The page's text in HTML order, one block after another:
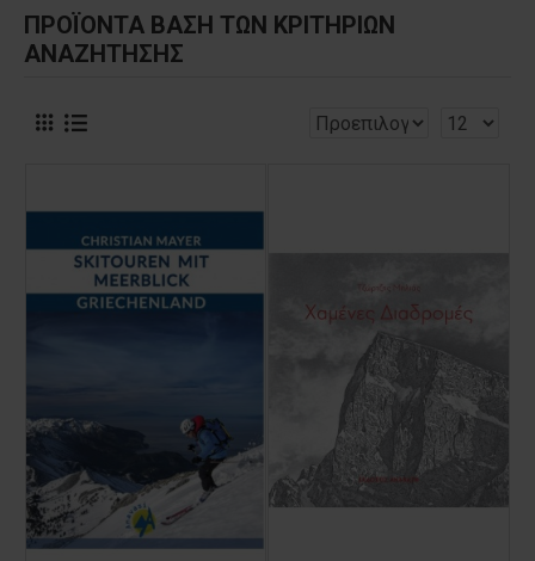
ΠΡΟΪΌΝΤΑ ΒΆΣΗ ΤΩΝ ΚΡΙΤΗΡΙΩΝ
ΑΝΑΖΉΤΗΣΗΣ